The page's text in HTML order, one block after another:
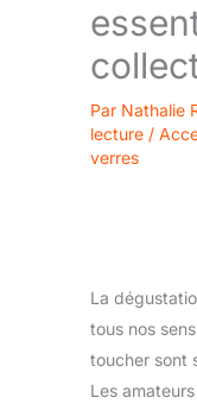
Par Nathalie
lecture /
verres
La
tous nos
toucher sont
Les